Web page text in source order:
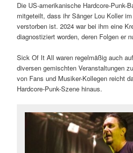
Die US-amerikanische Hardcore-Punk-
mitgeteilt, dass ihr Sänger Lou Koller
verstorben ist. 2024 war bei ihm eine
diagnostiziert worden, deren Folgen er
Sick Of It All waren regelmäßig auch
diversen gemischten Veranstaltungen
von Fans und Musiker-Kollegen reicht
Hardcore-Punk-Szene hinaus.